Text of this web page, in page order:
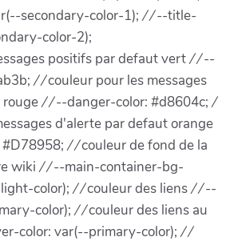
secondary-color-1);/ /--title-
color-2);
positifs par defaut vert/ /--
/ /couleur pour les messages
rouge/ /--danger-color: #d8604c;/
d'alerte par defaut orange
/ /couleur de fond de la
wiki/ /--main-container-bg-
color);/ /couleur des liens/ /--
color);/ /couleur des liens au
color: var(--primary-color);/ /